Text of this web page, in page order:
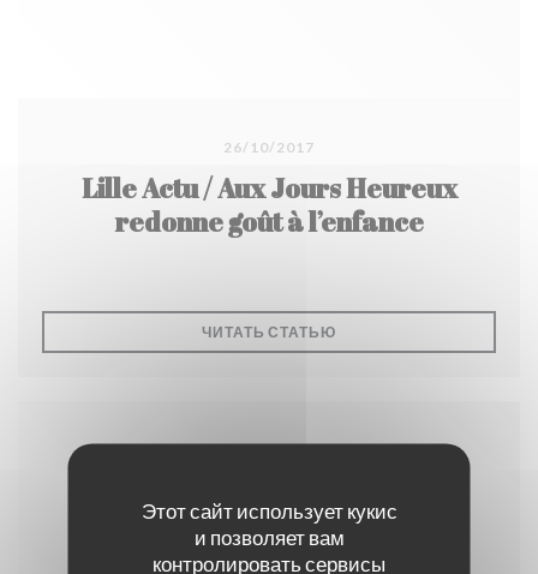
Этот сайт использует кукис
и позволяет вам
контролировать сервисы
26/10/2017
Lille Actu / Aux Jours Heureux
redonne goût à l’enfance
ЧИТАТЬ СТАТЬЮ((ОТКРЫВАЕТСЯ В